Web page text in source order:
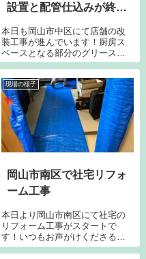
設置と配管仕込みが終わ
設開始
本日も岡山市中区にて店舗の改
装工事が進んでいます！厨房ス
ペースとなる部分のグリースト
ラップ設置と配管仕込みが終わ
なりました。暑い日が続いてい
ますが着々と工程は進んでおり
ます。職人たちも、暑さと闘い
ながらしっかりと持ち場の作業
を進めてくれています。
現場の様子
岡山市南区で社宅リフォ
ーム工事
本日より岡山市南区にて社宅の
リフォーム工事がスタートで
す！いつもお声がけくださる大
切なお客様からのご依頼です。